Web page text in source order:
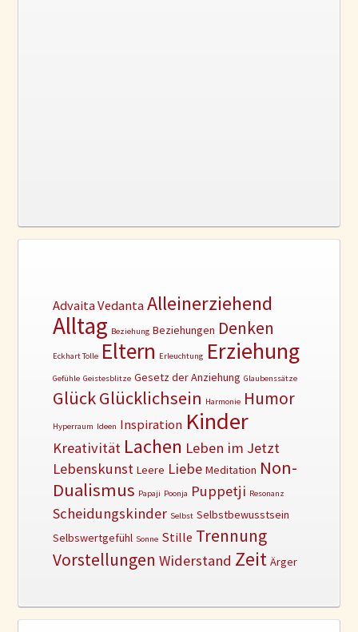
Advaita Vedanta Alleinerziehend
Alltag Beziehung Beziehungen Denken
Eckhart Tolle Eltern Erleuchtung Erziehung
Gefühle Geistesblitze Gesetz der Anziehung Glaubenssätze
GlückGlücklichsein Harmonie Humor
Hyperraum Ideen Inspiration Kinder
Kreativität Lachen Leben im Jetzt
Lebenskunst Leere Liebe Meditation Non-
Dualismus Papaji Poonja Puppetji Resonanz
Scheidungskinder Selbst Selbstbewusstsein
Selbswertgefühl Sonne Stille Trennung
Vorstellungen Widerstand Zeit Ärger